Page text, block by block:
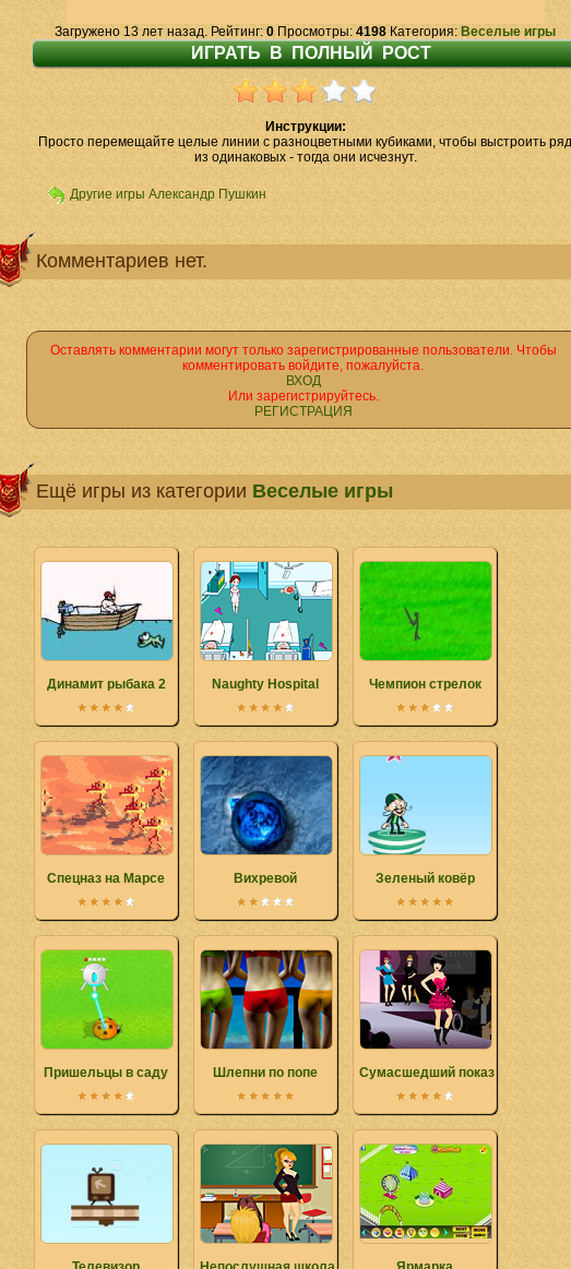
Загружено 13 лет назад. Рейтинг: 0 Просмотры: 4198 Категория: Веселые игры
Инструкции:
Просто перемещайте целые линии с разноцветными кубиками, чтобы выстроить ряд
из одинаковых - тогда они исчезнут.
Другие игры Александр Пушкин
Комментариев нет.
Оставлять комментарии могут только зарегистрированные пользователи. Чтобы
комментировать войдите, пожалуйста.
ВХОД
Или зарегистрируйтесь.
РЕГИСТРАЦИЯ
Ещё игры из категории Веселые игры
Динамит рыбака 2 Naughty Hospital Чемпион стрелок
Спецназ на Марсе Вихревой Зеленый ковёр
Пришельцы в саду Шлепни по попе Сумасшедший показ